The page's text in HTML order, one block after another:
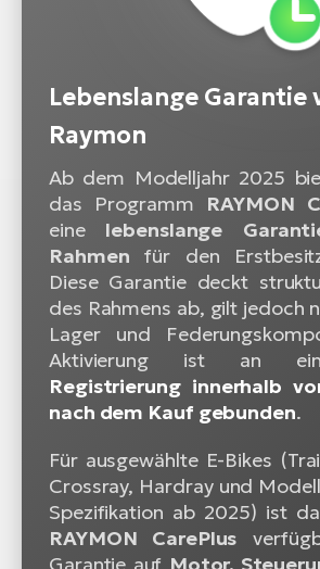
Lebenslange Garantie
Raymon
Ab dem Modelljahr 2025
das Programm RAYMON
einelebenslange
Rahmen für den
Diese Garantie deckt
des Rahmens ab, gilt jedoch
Lager und
Aktivierung ist an
Registrierung innerhalb
nach dem Kauf gebunden.
Für ausgewählte E-Bikes
Crossray, Hardray und
Spezifikation ab 2025) ist
RAYMON CarePlus
Garantie auf Motor,